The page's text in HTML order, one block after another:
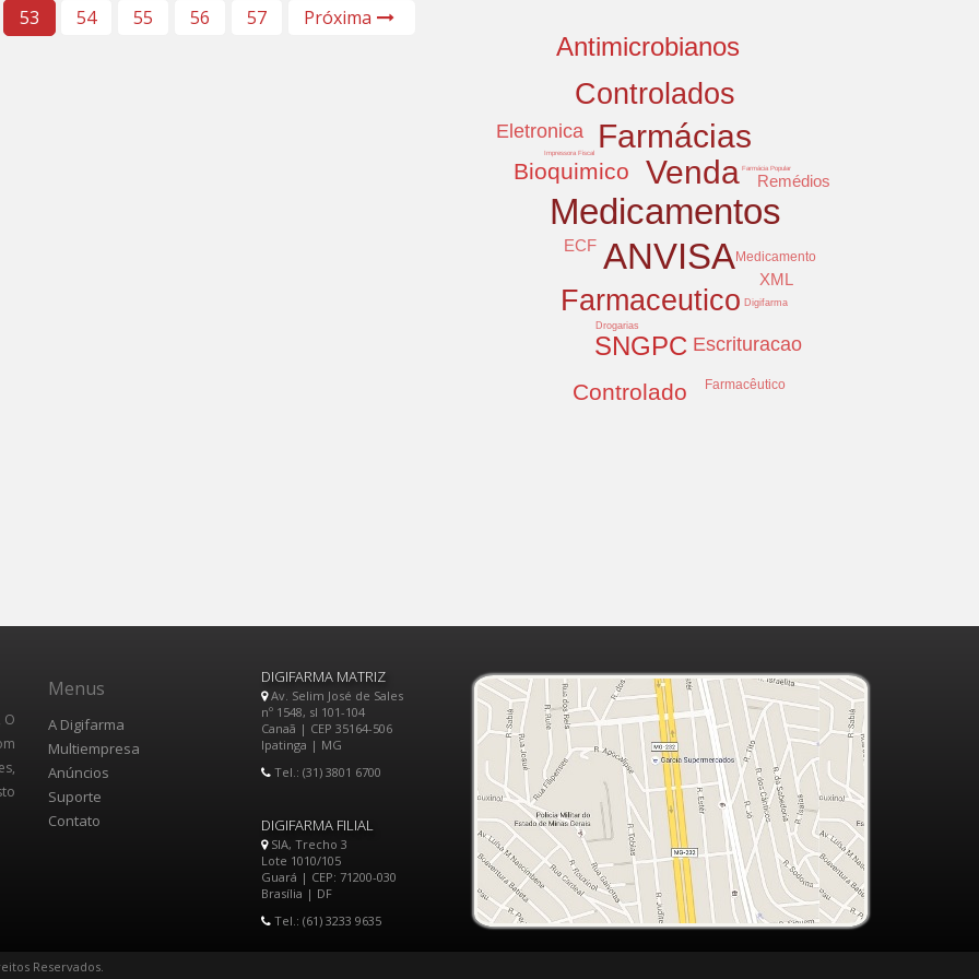
53 54 55 56 57 Próxima
Medicamentos
ANVISA
Venda
Farmácias
Farmaceutico
Controlados
SNGPC
Antimicrobianos
Controlado
Bioquimico
Eletronica
Escrituracao
XML
ECF
Remédios
Medicamento
Farmacêutico
Digifarma
Drogarias
Farmácia Popular
Impressora Fiscal
O
Menus
A Digifarma
Multiempresa
Anúncios
Suporte
Contato
DIGIFARMA MATRIZ
Av. Selim José de Sales
nº 1548, sl 101-104
Canaã | CEP 35164-506
Ipatinga | MG
Tel.: (31) 3801 6700
DIGIFARMA FILIAL
SIA, Trecho 3
Lote 1010/105
Guará | CEP: 71200-030
Brasília | DF
Tel.: (61) 3233 9635
Reservados.